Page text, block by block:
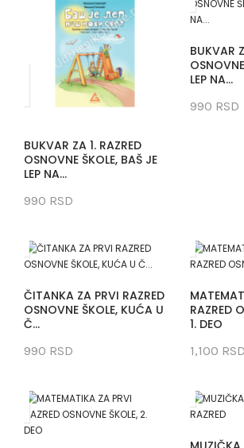
BUKVAR ZA 1. RAZRED
OSNOVNE ŠKOLE, BAŠ JE
LEP NA...
990 RSD
BUKVAR
LEP NA...
990 RSD
ČITANKA ZA PRVI RAZRED
OSNOVNE ŠKOLE, KUĆA U
Č...
990 RSD
RAZRED
1. DEO
1,100 RSD